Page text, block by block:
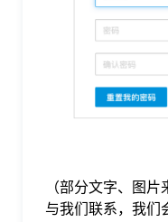
（部分文字、图
与我们联系，我们